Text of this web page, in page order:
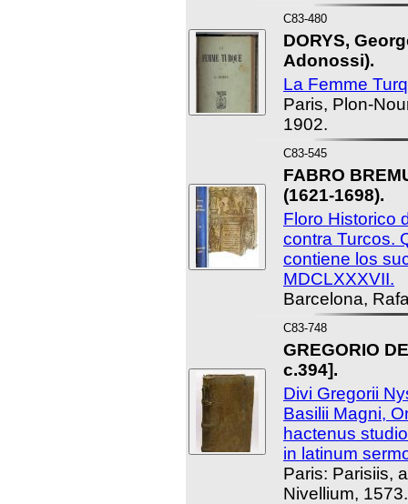
C83-480
DORYS,
Adonossi).
La Femme
Paris, Plon-
1902.
C83-545
FABRO
(1621-1698).
Floro Historico
contra Turcos.
contiene los
MDCLXXXVII.
Barcelona,
C83-748
GREGORIO
c.394].
Divi Gregorii
Basilii Magni,
hactenus
in latinum
Paris: Parisiis,
Nivellium, 1573.